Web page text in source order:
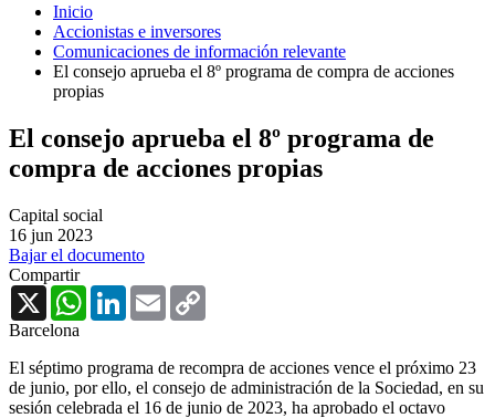
Inicio
Accionistas e inversores
Comunicaciones de información relevante
El consejo aprueba el 8º programa de compra de acciones
propias
El consejo aprueba el 8º programa de
compra de acciones propias
Capital social
16 jun 2023
Bajar el documento
Compartir
X
WhatsAppLinkedInEmail
Barcelona
El séptimo programa de recompra de acciones vence el próximo 23
de junio, por ello, el consejo de administración de la Sociedad, en su
sesión celebrada el 16 de junio de 2023, ha aprobado el octavo